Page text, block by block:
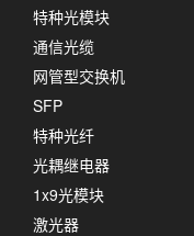
特种光模块
通信光缆
网管型交换机
SFP
特种光纤
光耦继电器
1x9光模块
激光器